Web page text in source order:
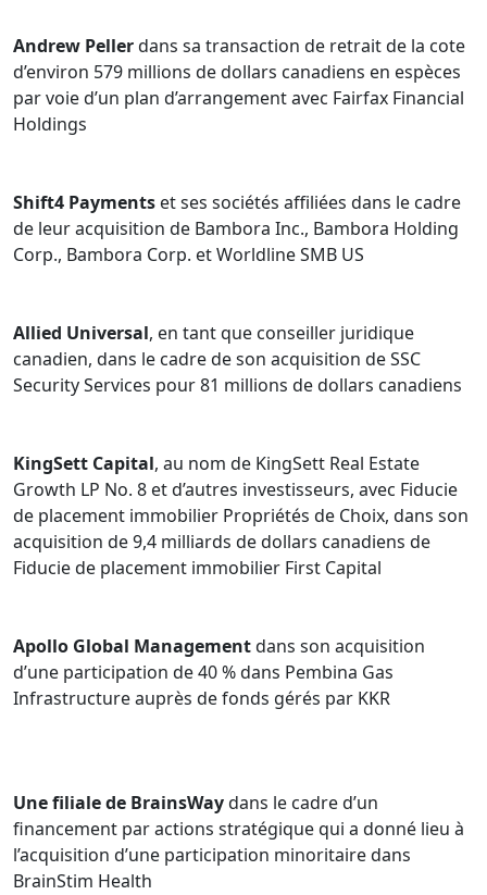
Avant de se joindre à Bennett Jones, Allyson a pratiqué
le droit au sein d’autres cabinets d’avocats nationaux en
droit des affaires et a été consultante juridique auprès
d’un cabinet d’envergure mondiale d’experts-conseils
Andrew Pellerdans sa transaction de retrait de la cote
d’environ 579 millions de dollars canadiens en espèces
par voie d’un plan d’arrangement avec Fairfax Financial
Holdings
Shift4 Payments et ses sociétés affiliées dans le cadre
de leur acquisition de Bambora Inc., Bambora Holding
Corp., Bambora Corp. et Worldline SMB US
Allied Universal, en tant que conseiller juridique
canadien, dans le cadre de son acquisition de SSC
Security Services pour 81 millions de dollars canadiens
KingSett Capital, au nom de KingSett Real Estate
Growth LP No. 8 et d’autres investisseurs, avec Fiducie
de placement immobilier Propriétés de Choix, dans son
acquisition de 9,4 milliards de dollars canadiens de
Fiducie de placement immobilier First Capital
Apollo Global Managementdans son acquisition
d’une participation de 40 % dans Pembina Gas
Infrastructure auprès de fonds gérés par KKR
Une filiale de BrainsWaydans le cadre d’un
financement par actions stratégique qui a donné lieu à
l’acquisition d’une participation minoritaire dans
BrainStim Health